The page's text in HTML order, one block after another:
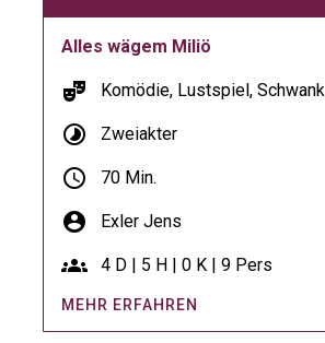
Alles wägem Miliö
theater_comedy Komödie, Lustspiel, Schwank
timelapse Zweiakter
schedule 70 Min.
account_circle Exler Jens
groups 4 D | 5 H | 0 K | 9 Pers
MEHR ERFAHREN